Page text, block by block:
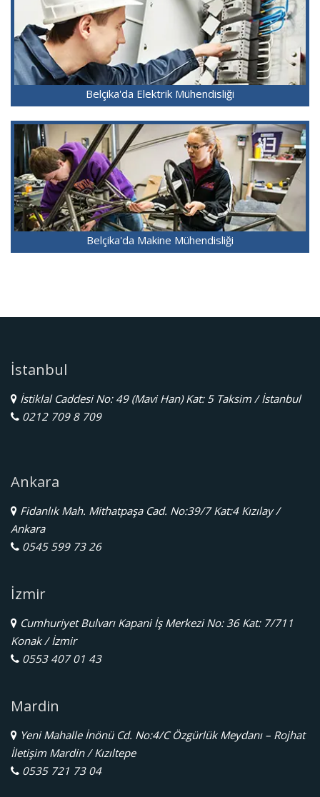
Belçika'da Elektrik Mühendisliği
Belçika'da Makine Mühendisliği
İstanbul
İstiklal Caddesi No: 49 (Mavi Han) Kat: 5 Taksim / İstanbul
0212 709 8 709
Ankara
Fidanlık Mah. Mithatpaşa Cad. No:39/7 Kat:4 Kızılay /
Ankara
0545 599 73 26
İzmir
Cumhuriyet Bulvarı Kapani İş Merkezi No: 36 Kat: 7/711
Konak / İzmir
0553 407 01 43
Mardin
Yeni Mahalle İnönü Cd. No:4/C Özgürlük Meydanı – Rojhat
İletişim Mardin / Kızıltepe
0535 721 73 04